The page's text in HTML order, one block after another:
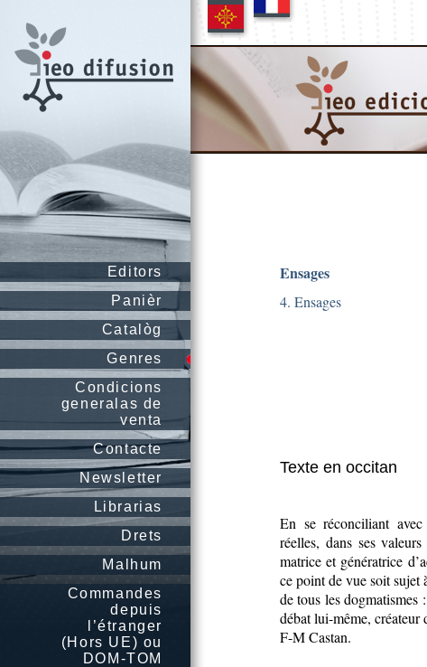
Editors
Panièr
Catalòg
Genres
Condicions
generalas de
venta
Contacte
Newsletter
Librarias
Drets
Malhum
Commandes
depuis
l’étranger
(Hors UE) ou
DOM-TOM
Ensages
4. Ensages
Texte en occitan
En se réconciliant
réelles, dans ses
matrice et génératrice
ce point de vue soit sujet
de tous les dogmatismes
débat lui-même, créateur
F-M Castan.